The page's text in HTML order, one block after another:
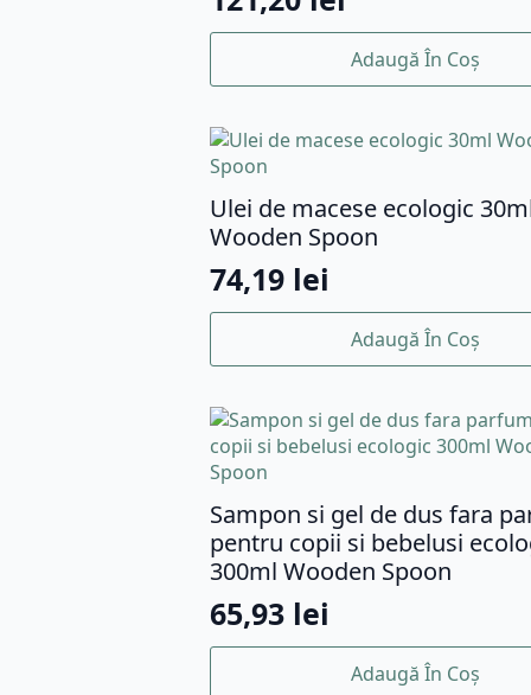
Adaugă În Coș
Ulei de macese ecologic
Wooden Spoon
74,19 lei
Adaugă În Coș
Sampon si gel de dus fara
pentru copii si bebelusi
300ml Wooden Spoon
65,93 lei
Adaugă În Coș